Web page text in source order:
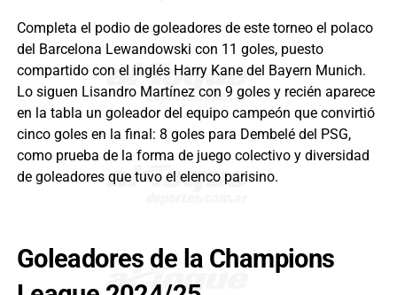
Completa el podio de goleadores de este torneo el polaco
del Barcelona Lewandowski con 11 goles, puesto
compartido con el inglés Harry Kane del Bayern Munich.
Lo siguen Lisandro Martínez con 9 goles y recién aparece
en la tabla un goleador del equipo campeón que convirtió
cinco goles en la final: 8 goles para Dembelé del PSG,
como prueba de la forma de juego colectivo y diversidad
de goleadores que tuvo el elenco parisino.
Goleadores de la Champions